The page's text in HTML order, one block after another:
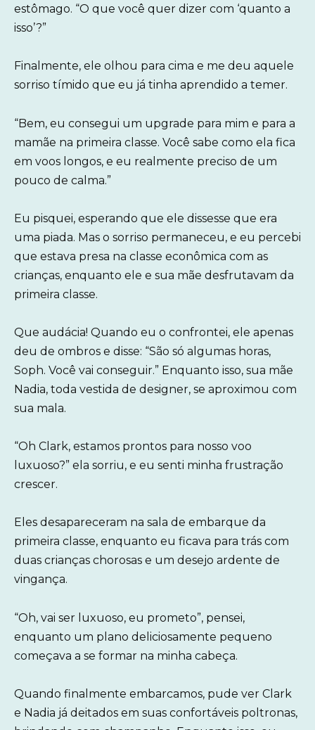
estômago. “O que você quer dizer com ‘quanto a
isso’?”
Finalmente, ele olhou para cima e me deu aquele
sorriso tímido que eu já tinha aprendido a temer.
“Bem, eu consegui um upgrade para mim e para a
mamãe na primeira classe. Você sabe como ela fica
em voos longos, e eu realmente preciso de um
pouco de calma.”
Eu pisquei, esperando que ele dissesse que era
uma piada. Mas o sorriso permaneceu, e eu percebi
que estava presa na classe econômica com as
crianças, enquanto ele e sua mãe desfrutavam da
primeira classe.
Que audácia! Quando eu o confrontei, ele apenas
deu de ombros e disse: “São só algumas horas,
Soph. Você vai conseguir.” Enquanto isso, sua mãe
Nadia, toda vestida de designer, se aproximou com
sua mala.
“Oh Clark, estamos prontos para nosso voo
luxuoso?” ela sorriu, e eu senti minha frustração
crescer.
Eles desapareceram na sala de embarque da
primeira classe, enquanto eu ficava para trás com
duas crianças chorosas e um desejo ardente de
vingança.
“Oh, vai ser luxuoso, eu prometo”, pensei,
enquanto um plano deliciosamente pequeno
começava a se formar na minha cabeça.
Quando finalmente embarcamos, pude ver Clark
e Nadia já deitados em suas confortáveis poltronas,